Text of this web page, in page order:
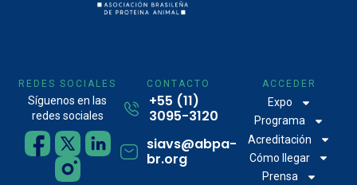
REDES SOCIALES
Síguenos en las
redes sociales
CONTACTO
+55 (11)
3095-3120
siavs@abpa-
br.org
ACCEDER
Expo
Programa
Acreditación
Cómo llegar
Prensa